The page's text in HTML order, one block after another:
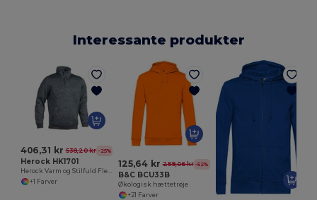
Interessante produkter
406,31 kr 538,20 kr -25%
Herock HK1701
Herock Varm og Stilfuld Fleece Trøje
+1 Farver
125,64 kr 259,06 kr -52%
B&C BCU33B
Økologisk hættetrøje
+21 Farver